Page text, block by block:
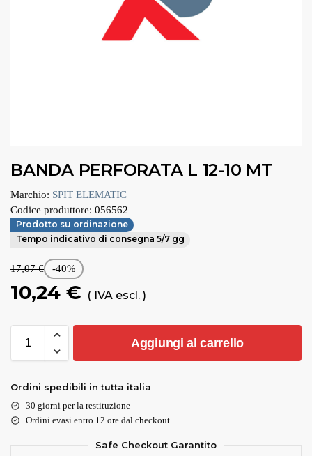
BANDA PERFORATA L 12-10 MT
Marchio: SPIT ELEMATIC
Codice produttore: 056562
Prodotto su ordinazione
Tempo indicativo di consegna 5/7 gg
17,07€ -40%
10,24 € ( IVA escl. )
Aggiungi al carrello
Ordini spedibili in tutta italia
30 giorni per la restituzione
Ordini evasi entro 12 ore dal checkout
Safe Checkout Garantito